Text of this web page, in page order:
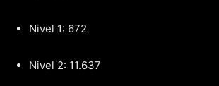
Nivel 1: 672
Nivel 2: 11.637